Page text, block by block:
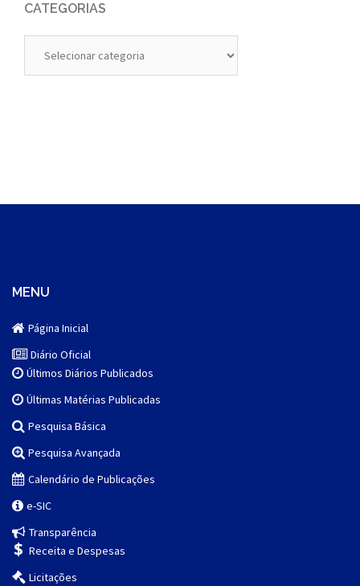
CATEGORIAS
MENU
Página Inicial
Diário Oficial
Últimos Diários Publicados
Últimas Matérias Publicadas
Pesquisa Básica
Pesquisa Avançada
Calendário de Publicações
e-SIC
Transparência
Receita e Despesas
Licitações